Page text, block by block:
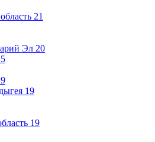
21
Эл 20
19
19